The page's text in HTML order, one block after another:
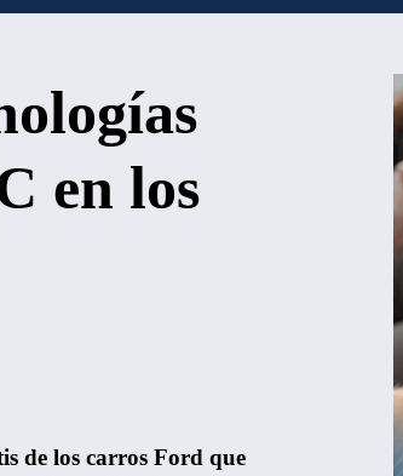
en los
de los carros Ford que